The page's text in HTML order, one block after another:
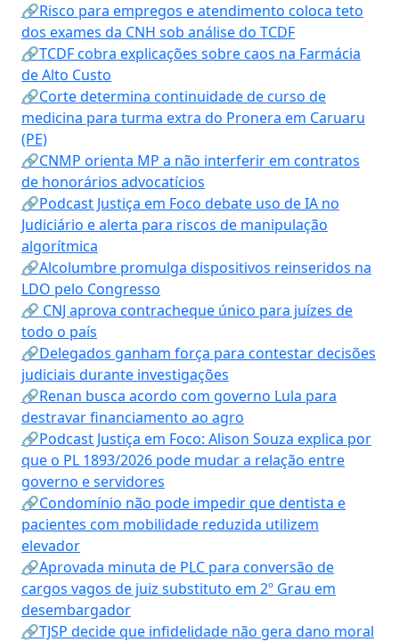
🔗Risco para empregos e atendimento coloca teto
dos exames da CNH sob análise do TCDF
🔗TCDF cobra explicações sobre caos na Farmácia
de Alto Custo
🔗Corte determina continuidade de curso de
medicina para turma extra do Pronera em Caruaru
(PE)
🔗CNMP orienta MP a não interferir em contratos
de honorários advocatícios
🔗Podcast Justiça em Foco debate uso de IA no
Judiciário e alerta para riscos de manipulação
algorítmica
🔗Alcolumbre promulga dispositivos reinseridos na
LDO pelo Congresso
🔗 CNJ aprova contracheque único para juízes de
todo o país
🔗Delegados ganham força para contestar decisões
judiciais durante investigações
🔗Renan busca acordo com governo Lula para
destravar financiamento ao agro
🔗Podcast Justiça em Foco: Alison Souza explica por
que o PL 1893/2026 pode mudar a relação entre
governo e servidores
🔗Condomínio não pode impedir que dentista e
pacientes com mobilidade reduzida utilizem
elevador
🔗Aprovada minuta de PLC para conversão de
cargos vagos de juiz substituto em 2º Grau em
desembargador
🔗TJSP decide que infidelidade não gera dano moral